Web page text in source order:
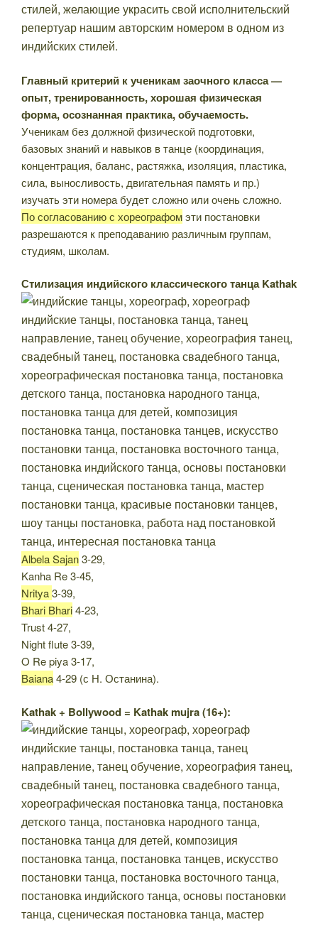
стилей, желающие украсить свой исполнительский
репертуар нашим авторским номером в одном из
индийских стилей.
Главный критерий к ученикам заочного класса —
опыт, тренированность, хорошая физическая
форма, осознанная практика, обучаемость.
Ученикам без должной физической подготовки,
базовых знаний и навыков в танце (координация,
концентрация, баланс, растяжка, изоляция, пластика,
сила, выносливость, двигательная память и пр.)
изучать эти номера будет сложно или очень сложно.
По согласованию с хореографомэти постановки
разрешаются к преподаванию различным группам,
студиям, школам.
Стилизация индийского классического танца Kathak
Albela Sajan3-29,
Kanha Re 3-45,
Nritya3-39,
Bhari Bhari4-23,
Trust 4-27,
Night flute 3-39,
O Re piya 3-17,
Baiana4-29 (с Н. Останина).
Kathak + Bollywood = Kathak mujra (16+):